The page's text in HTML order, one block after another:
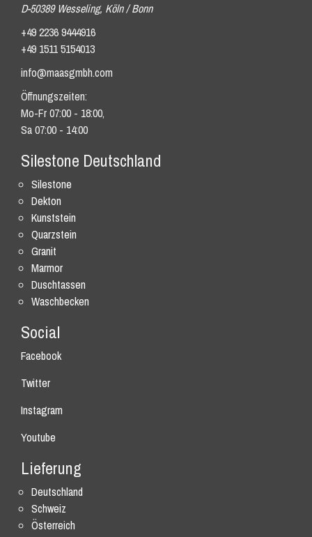
D-50389 Wesseling, Köln / Bonn
+49 2236 9444916
+49 1511 5154013
info@maasgmbh.com
Öffnungszeiten:
Mo-Fr 07:00 - 18:00,
Sa 07:00 - 14:00
Silestone Deutschland
Silestone
Dekton
Kunststein
Quarzstein
Granit
Marmor
Duschtassen
Waschbecken
Social
Facebook
Twitter
Instagram
Youtube
Lieferung
Deutschland
Schweiz
Österreich